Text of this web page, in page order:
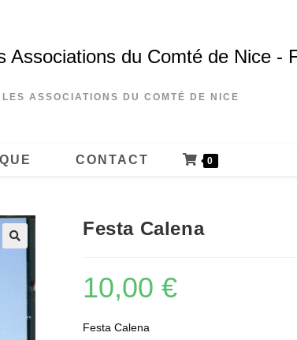
Associations du Comté de Nice -
LES ASSOCIATIONS DU COMTÉ DE NICE
CONTACT 0
Festa Calena
10,00 €
Festa Calena